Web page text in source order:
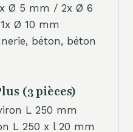
Ø 5 mm / 2x Ø 6
Ø 10 mm
béton, béton
(3 pièces)
L 250 mm
L 250 x l 20 mm